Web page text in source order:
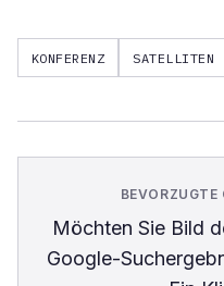
KONFERENZ SATELLITEN
BEVORZUGTE
Möchten Sie Bild
Google-